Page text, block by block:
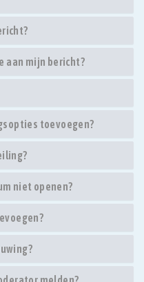
aan mijn bericht?
toevoegen?
niet openen?